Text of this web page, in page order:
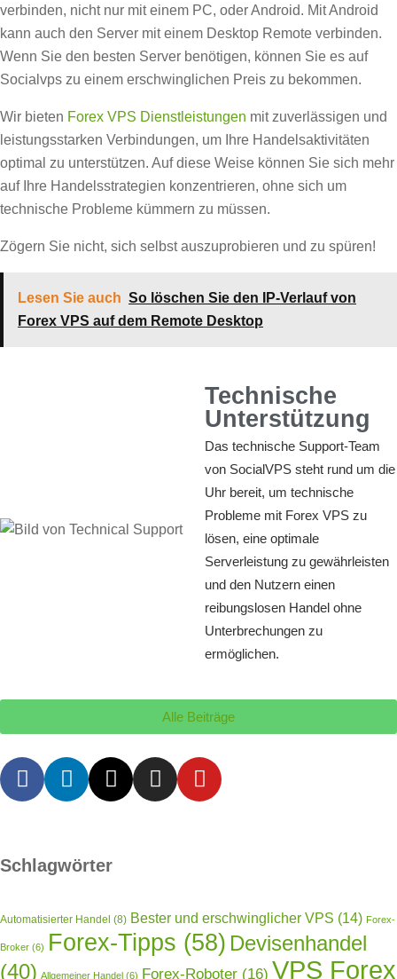
verbinden, nicht nur mit einem PC, oder Android. Mit Android
kann auch den Server mit einem Desktop Remote verbinden.
Wenn Sie den besten Server benötigen, können Sie es auf
Socialvps zu einem erschwinglichen Preis zu bekommen.
Wir bieten Forex VPS Dienstleistungen mit zuverlässigen und
leistungsstarken Verbindungen, um Ihre Handelsaktivitäten
optimal zu unterstützen. Auf diese Weise können Sie sich mehr
auf Ihre Handelsstrategien konzentrieren, ohne sich um
technische Probleme kümmern zu müssen.
Zögern Sie nicht, sich selbst auszuprobieren und zu spüren!
Lesen Sie auch So löschen Sie den IP-Verlauf von
Forex VPS auf dem Remote Desktop
Technische
Unterstützung
Das technische Support-Team
von SocialVPS steht rund um die
Uhr bereit, um technische
Probleme mit Forex VPS zu
lösen, eine optimale
Serverleistung zu gewährleisten
und den Nutzern einen
reibungslosen Handel ohne
Unterbrechungen zu
ermöglichen.
Alle Beiträge
Schlagwörter
Automatisierter Handel (8) Bester und erschwinglicher VPS (14) Forex-
Broker (6) Forex-Tipps (58) Devisenhandel
(40) Allgemeiner Handel (6) Forex-Roboter (16) VPS Forex